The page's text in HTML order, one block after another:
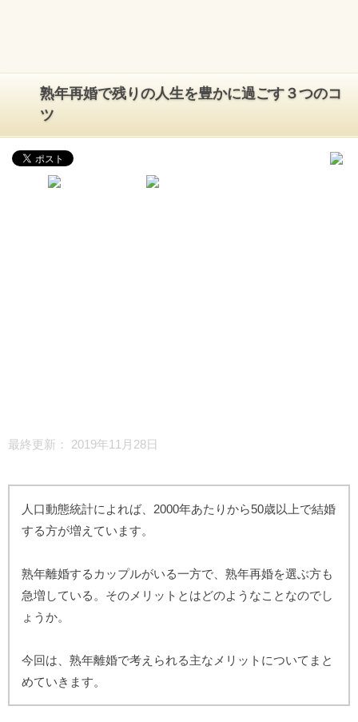
熟年再婚で残りの人生を豊かに過ごす３つのコ
ツ
最終更新： 2019年11月28日
人口動態統計によれば、2000年あたりから50歳以上で結婚
する方が増えています。
熟年離婚するカップルがいる一方で、熟年再婚を選ぶ方も
急増している。そのメリットとはどのようなことなのでし
ょうか。
今回は、熟年離婚で考えられる主なメリットについてまと
めていきます。